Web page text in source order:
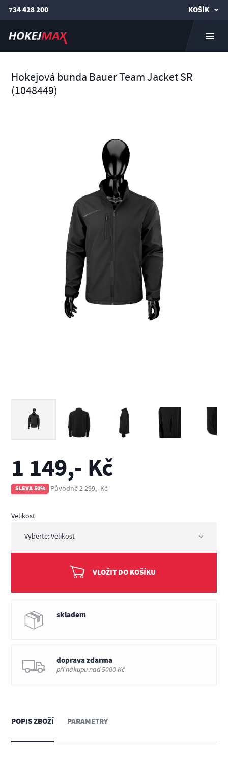
734 428 200 KOŠÍK
Hokejová bunda Bauer Team Jacket SR
(1048449)
1 149,- Kč
SLEVA 50% Původně 2 299,- Kč
Velikost
VLOŽIT DO KOŠÍKU
skladem
doprava zdarma
při nákupu nad 5000 Kč
POPIS ZBOŽÍ PARAMETRY